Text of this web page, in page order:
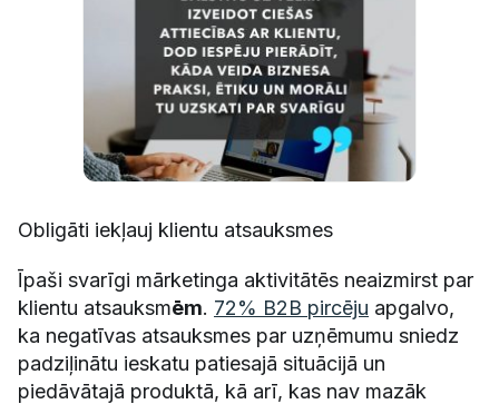
Obligāti iekļauj klientu atsauksmes
Īpaši svarīgi mārketinga aktivitātēs neaizmirst par
klientu atsauksmēm. 72% B2B pircēju apgalvo,
ka negatīvas atsauksmes par uzņēmumu sniedz
padziļinātu ieskatu patiesajā situācijā un
piedāvātajā produktā, kā arī, kas nav mazāk